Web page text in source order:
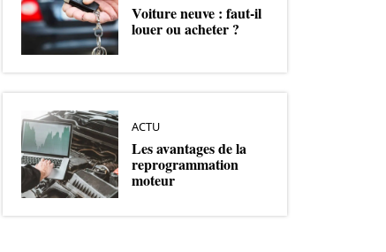
Voiture neuve : faut-il
louer ou acheter ?
ACTU
Les avantages de la
reprogrammation
moteur